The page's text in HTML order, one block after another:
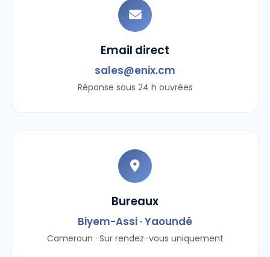
Email direct
sales@enix.cm
Réponse sous 24 h ouvrées
Bureaux
Biyem-Assi · Yaoundé
Cameroun · Sur rendez-vous uniquement